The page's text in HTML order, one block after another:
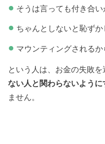
そうは言っても付き合い
ちゃんとしないと恥ずか
マウンティングされる
という人は、お金の失敗
ない人と関わらないように
ません。